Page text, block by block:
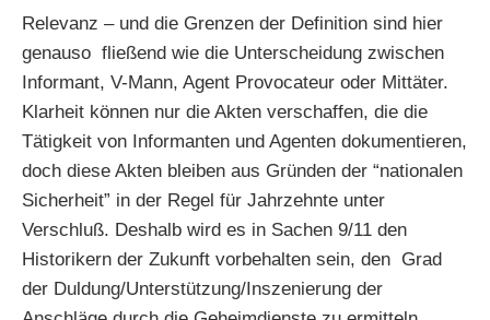
Relevanz – und die Grenzen der Definition sind hier
genauso fließend wie die Unterscheidung zwischen
Informant, V-Mann, Agent Provocateur oder Mittäter.
Klarheit können nur die Akten verschaffen, die die
Tätigkeit von Informanten und Agenten dokumentieren,
doch diese Akten bleiben aus Gründen der “nationalen
Sicherheit” in der Regel für Jahrzehnte unter
Verschluß. Deshalb wird es in Sachen 9/11 den
Historikern der Zukunft vorbehalten sein, den Grad
der Duldung/Unterstützung/Inszenierung der